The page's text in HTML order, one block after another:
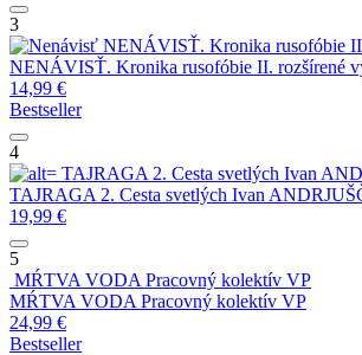
3
NENÁVISŤ. Kronika rusofóbie
NENÁVISŤ. Kronika rusofóbie II. rozšírené
14,99 €
Bestseller
4
TAJRAGA 2. Cesta svetlých Ivan
TAJRAGA 2. Cesta svetlých Ivan
19,99 €
5
MŔTVA VODA Pracovný kolektív VP
MŔTVA VODA Pracovný kolektív VP
24,99 €
Bestseller